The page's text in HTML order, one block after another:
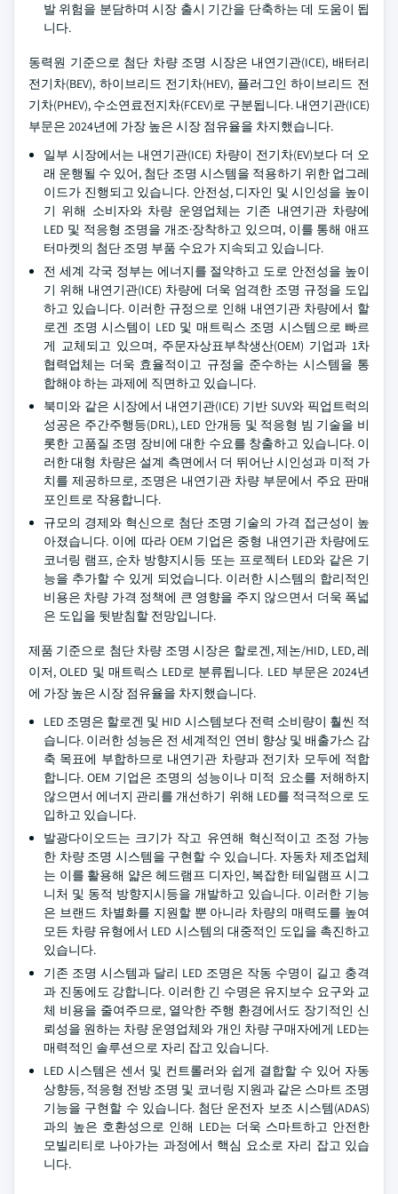
발 위험을 분담하며 시장 출시 기간을 단축하는 데 도움이 됩
니다.
동력원 기준으로 첨단 차량 조명 시장은 내연기관(ICE), 배터리
전기차(BEV), 하이브리드 전기차(HEV), 플러그인 하이브리드 전
기차(PHEV), 수소연료전지차(FCEV)로 구분됩니다. 내연기관(ICE)
부문은 2024년에 가장 높은 시장 점유율을 차지했습니다.
일부 시장에서는 내연기관(ICE) 차량이 전기차(EV)보다 더 오
래 운행될 수 있어, 첨단 조명 시스템을 적용하기 위한 업그레
이드가 진행되고 있습니다. 안전성, 디자인 및 시인성을 높이
기 위해 소비자와 차량 운영업체는 기존 내연기관 차량에
LED 및 적응형 조명을 개조·장착하고 있으며, 이를 통해 애프
터마켓의 첨단 조명 부품 수요가 지속되고 있습니다.
전 세계 각국 정부는 에너지를 절약하고 도로 안전성을 높이
기 위해 내연기관(ICE) 차량에 더욱 엄격한 조명 규정을 도입
하고 있습니다. 이러한 규정으로 인해 내연기관 차량에서 할
로겐 조명 시스템이 LED 및 매트릭스 조명 시스템으로 빠르
게 교체되고 있으며, 주문자상표부착생산(OEM) 기업과 1차
협력업체는 더욱 효율적이고 규정을 준수하는 시스템을 통
합해야 하는 과제에 직면하고 있습니다.
북미와 같은 시장에서 내연기관(ICE) 기반 SUV와 픽업트럭의
성공은 주간주행등(DRL), LED 안개등 및 적응형 빔 기술을 비
롯한 고품질 조명 장비에 대한 수요를 창출하고 있습니다. 이
러한 대형 차량은 설계 측면에서 더 뛰어난 시인성과 미적 가
치를 제공하므로, 조명은 내연기관 차량 부문에서 주요 판매
포인트로 작용합니다.
규모의 경제와 혁신으로 첨단 조명 기술의 가격 접근성이 높
아졌습니다. 이에 따라 OEM 기업은 중형 내연기관 차량에도
코너링 램프, 순차 방향지시등 또는 프로젝터 LED와 같은 기
능을 추가할 수 있게 되었습니다. 이러한 시스템의 합리적인
비용은 차량 가격 정책에 큰 영향을 주지 않으면서 더욱 폭넓
은 도입을 뒷받침할 전망입니다.
제품 기준으로 첨단 차량 조명 시장은 할로겐, 제논/HID, LED, 레
이저, OLED 및 매트릭스 LED로 분류됩니다. LED 부문은 2024년
에 가장 높은 시장 점유율을 차지했습니다.
LED 조명은 할로겐 및 HID 시스템보다 전력 소비량이 훨씬 적
습니다. 이러한 성능은 전 세계적인 연비 향상 및 배출가스 감
축 목표에 부합하므로 내연기관 차량과 전기차 모두에 적합
합니다. OEM 기업은 조명의 성능이나 미적 요소를 저해하지
않으면서 에너지 관리를 개선하기 위해 LED를 적극적으로 도
입하고 있습니다.
발광다이오드는 크기가 작고 유연해 혁신적이고 조정 가능
한 차량 조명 시스템을 구현할 수 있습니다. 자동차 제조업체
는 이를 활용해 얇은 헤드램프 디자인, 복잡한 테일램프 시그
니처 및 동적 방향지시등을 개발하고 있습니다. 이러한 기능
은 브랜드 차별화를 지원할 뿐 아니라 차량의 매력도를 높여
모든 차량 유형에서 LED 시스템의 대중적인 도입을 촉진하고
있습니다.
기존 조명 시스템과 달리 LED 조명은 작동 수명이 길고 충격
과 진동에도 강합니다. 이러한 긴 수명은 유지보수 요구와 교
체 비용을 줄여주므로, 열악한 주행 환경에서도 장기적인 신
뢰성을 원하는 차량 운영업체와 개인 차량 구매자에게 LED는
매력적인 솔루션으로 자리 잡고 있습니다.
LED 시스템은 센서 및 컨트롤러와 쉽게 결합할 수 있어 자동
상향등, 적응형 전방 조명 및 코너링 지원과 같은 스마트 조명
기능을 구현할 수 있습니다. 첨단 운전자 보조 시스템(ADAS)
과의 높은 호환성으로 인해 LED는 더욱 스마트하고 안전한
모빌리티로 나아가는 과정에서 핵심 요소로 자리 잡고 있습
니다.